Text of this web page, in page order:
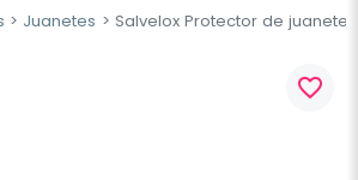
Juanetes Salvelox Protector de
favorite_border